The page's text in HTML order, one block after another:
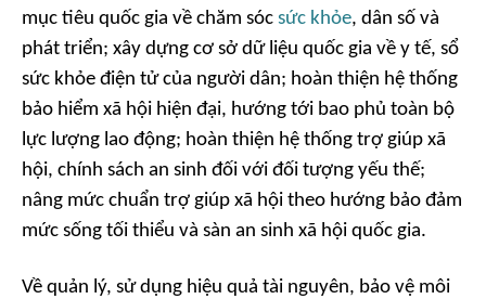
mục tiêu quốc gia về chăm sóc sức khỏe, dân số và
phát triển; xây dựng cơ sở dữ liệu quốc gia về y tế, sổ
sức khỏe điện tử của người dân; hoàn thiện hệ thống
bảo hiểm xã hội hiện đại, hướng tới bao phủ toàn bộ
lực lượng lao động; hoàn thiện hệ thống trợ giúp xã
hội, chính sách an sinh đối với đối tượng yếu thế;
nâng mức chuẩn trợ giúp xã hội theo hướng bảo đảm
mức sống tối thiểu và sàn an sinh xã hội quốc gia.
Về quản lý, sử dụng hiệu quả tài nguyên, bảo vệ môi